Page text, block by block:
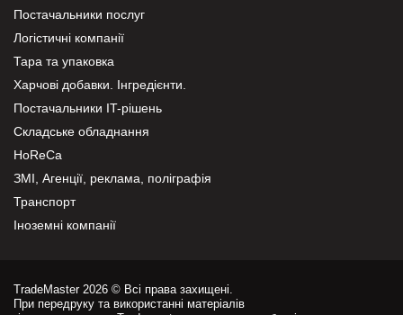
Постачальники послуг
Логістичні компанії
Тара та упаковка
Харчові добавки. Інгредієнти.
Постачальники IT-рішень
Складське обладнання
HoReCa
ЗМІ, Агенції, реклама, поліграфія
Транспорт
Іноземні компанії
TradeMaster 2026 © Всі права захищені.
При передруку та використанні матеріалів